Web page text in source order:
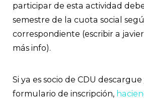
participar de esta actividad
semestre de la cuota social
correspondiente (escribir a
más info).
Si ya es socio de CDU
formulario de inscripción,